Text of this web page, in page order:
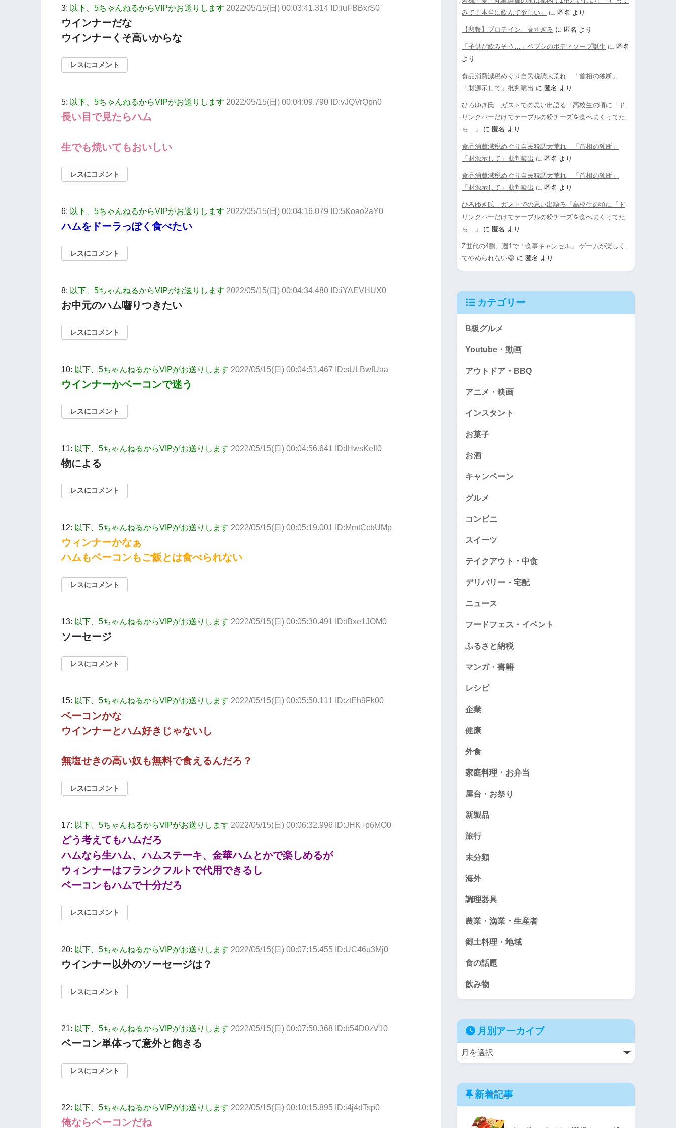
3: 以下、5ちゃんねるからVIPがお送りします 2022/05/15(日) 00:03:41.314 ID:iuFBBxrS0
ウインナーだな
ウインナーくそ高いからな
レスにコメント
5: 以下、5ちゃんねるからVIPがお送りします 2022/05/15(日) 00:04:09.790 ID:vJQVrQpn0
長い目で見たらハム
生でも焼いてもおいしい
レスにコメント
6: 以下、5ちゃんねるからVIPがお送りします 2022/05/15(日) 00:04:16.079 ID:5Koao2aY0
ハムをドーラっぽく食べたい
レスにコメント
8: 以下、5ちゃんねるからVIPがお送りします 2022/05/15(日) 00:04:34.480 ID:iYAEVHUX0
お中元のハム囓りつきたい
レスにコメント
10: 以下、5ちゃんねるからVIPがお送りします 2022/05/15(日) 00:04:51.467 ID:sULBwfUaa
ウインナーかベーコンで迷う
レスにコメント
11: 以下、5ちゃんねるからVIPがお送りします 2022/05/15(日) 00:04:56.641 ID:IHwsKeIl0
物による
レスにコメント
12: 以下、5ちゃんねるからVIPがお送りします 2022/05/15(日) 00:05:19.001 ID:MmtCcbUMp
ウィンナーかなぁ
ハムもベーコンもご飯とは食べられない
レスにコメント
13: 以下、5ちゃんねるからVIPがお送りします 2022/05/15(日) 00:05:30.491 ID:tBxe1JOM0
ソーセージ
レスにコメント
15: 以下、5ちゃんねるからVIPがお送りします 2022/05/15(日) 00:05:50.111 ID:ztEh9Fk00
ベーコンかな
ウインナーとハム好きじゃないし
無塩せきの高い奴も無料で食えるんだろ？
レスにコメント
17: 以下、5ちゃんねるからVIPがお送りします 2022/05/15(日) 00:06:32.996 ID:JHK+p6MO0
どう考えてもハムだろ
ハムなら生ハム、ハムステーキ、金華ハムとかで楽しめるが
ウィンナーはフランクフルトで代用できるし
ベーコンもハムで十分だろ
レスにコメント
20: 以下、5ちゃんねるからVIPがお送りします 2022/05/15(日) 00:07:15.455 ID:UC46u3Mj0
ウインナー以外のソーセージは？
レスにコメント
21: 以下、5ちゃんねるからVIPがお送りします 2022/05/15(日) 00:07:50.368 ID:b54D0zV10
ベーコン単体って意外と飽きる
レスにコメント
22: 以下、5ちゃんねるからVIPがお送りします 2022/05/15(日) 00:10:15.895 ID:i4j4dTsp0
俺ならベーコンだね
みて！本当に飲んで欲しい」
に 匿名 より
【悲報】プロテイン、高すぎる に 匿名 より
「子供が飲みそう…」ペプシのボディソープ誕生 に 匿名
より
食品消費減税めぐり自民税調大荒れ 「首相の独断」
「財源示して」批判噴出 に 匿名 より
ひろゆき氏 ガストでの思い出語る「高校生の頃に「ド
リンクバーだけでテーブルの粉チーズを食べまくってた
ら…」
に 匿名 より
食品消費減税めぐり自民税調大荒れ 「首相の独断」
「財源示して」批判噴出 に 匿名 より
食品消費減税めぐり自民税調大荒れ 「首相の独断」
「財源示して」批判噴出 に 匿名 より
ひろゆき氏 ガストでの思い出語る「高校生の頃に「ド
リンクバーだけでテーブルの粉チーズを食べまくってた
ら…」
に 匿名 より
Z世代の4割、週1で「食事キャンセル」 ゲームが楽しく
てやめられない😁 に 匿名 より
カテゴリー
B級グルメ
Youtube・動画
アウトドア・BBQ
アニメ・映画
インスタント
お菓子
お酒
キャンペーン
グルメ
コンビニ
スイーツ
テイクアウト・中食
デリバリー・宅配
ニュース
フードフェス・イベント
ふるさと納税
マンガ・書籍
レシピ
企業
健康
外食
家庭料理・お弁当
屋台・お祭り
新製品
旅行
未分類
海外
調理器具
農業・漁業・生産者
郷土料理・地域
食の話題
飲み物
月別アーカイブ
新着記事